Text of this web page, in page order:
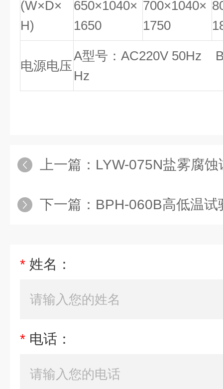
(W×D×
H)
650×1040×
1650
700×1040×
1750
电源电压
A型号：AC220V 50Hz
Hz
上一篇： LYW-075N盐雾腐
下一篇： BPH-060B高低温试
* 姓名：
* 电话：